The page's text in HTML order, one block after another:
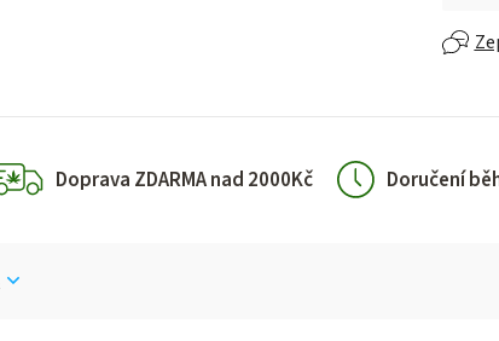
Doprava ZDARMA nad 2000Kč Doručení